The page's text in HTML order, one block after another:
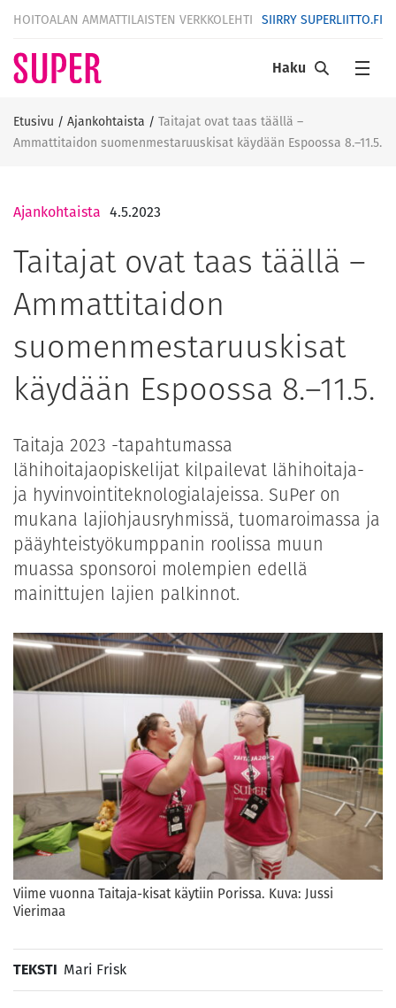
HOITOALAN AMMATTILAISTEN VERKKOLEHTI SIIRRY SUPERLIITTO.FI
Haku
Etusivu / Ajankohtaista / Taitajat ovat taas täällä –
Ammattitaidon suomenmestaruuskisat käydään Espoossa 8.–11.5.
Ajankohtaista 4.5.2023
Taitajat ovat taas täällä –
Ammattitaidon
suomenmestaruuskisat
käydään Espoossa 8.–11.5.
Taitaja 2023 -tapahtumassa
lähihoitajaopiskelijat kilpailevat lähihoitaja-
ja hyvinvointiteknologialajeissa. SuPer on
mukana lajiohjausryhmissä, tuomaroimassa ja
pääyhteistyökumppanin roolissa muun
muassa sponsoroi molempien edellä
mainittujen lajien palkinnot.
Viime vuonna Taitaja-kisat käytiin Porissa. Kuva: Jussi
Vierimaa
TEKSTI Mari Frisk